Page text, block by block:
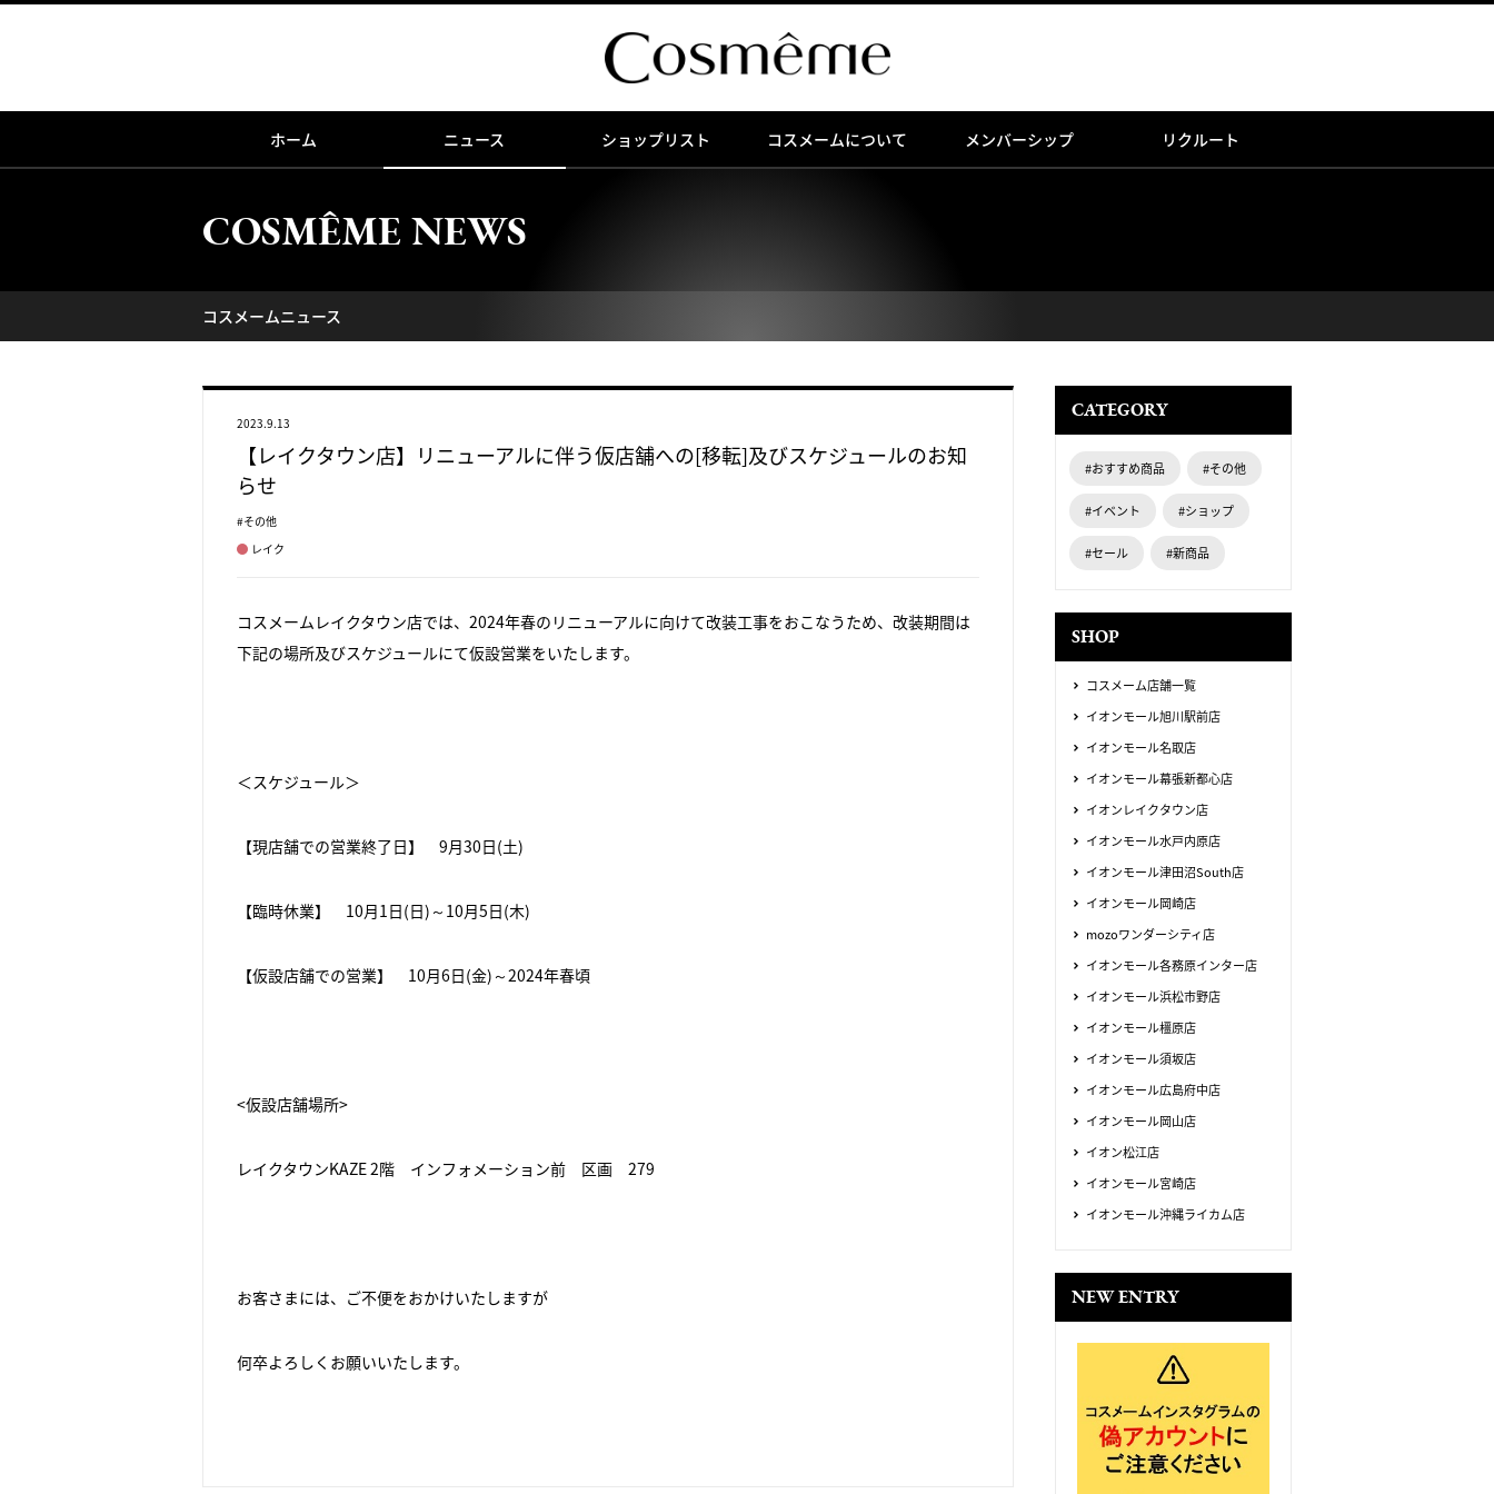
ホーム ニュース ショップリスト コスメームについて メンバーシップ リクルート
COSMÊME NEWS
コスメームニュース
2023.9.13
【レイクタウン店】リニューアルに伴う仮店舗への[移転]及びスケジュールのお知
らせ
#その他
レイク
コスメームレイクタウン店では、2024年春のリニューアルに向けて改装工事をおこなうため、改装期間は
下記の場所及びスケジュールにて仮設営業をいたします。
＜スケジュール＞
【現店舗での営業終了日】 9月30日(土)
【臨時休業】 10月1日(日)～10月5日(木)
【仮設店舗での営業】 10月6日(金)～2024年春頃
<仮設店舗場所>
レイクタウンKAZE 2階 インフォメーション前 区画 279
お客さまには、ご不便をおかけいたしますが
何卒よろしくお願いいたします。
CATEGORY
#おすすめ商品 #その他
#イベント #ショップ
#セール #新商品
SHOP
コスメーム店舗一覧
イオンモール旭川駅前店
イオンモール名取店
イオンモール幕張新都心店
イオンレイクタウン店
イオンモール水戸内原店
イオンモール津田沼South店
イオンモール岡崎店
mozoワンダーシティ店
イオンモール各務原インター店
イオンモール浜松市野店
イオンモール橿原店
イオンモール須坂店
イオンモール広島府中店
イオンモール岡山店
イオン松江店
イオンモール宮崎店
イオンモール沖縄ライカム店
NEW ENTRY